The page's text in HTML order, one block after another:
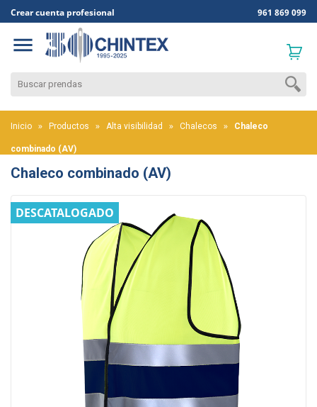
Crear cuenta profesional 961 869 099

Inicio Productos Alta visibilidad Chalecos Chaleco
combinado (AV)
Chaleco combinado (AV)
DESCATALOGADO